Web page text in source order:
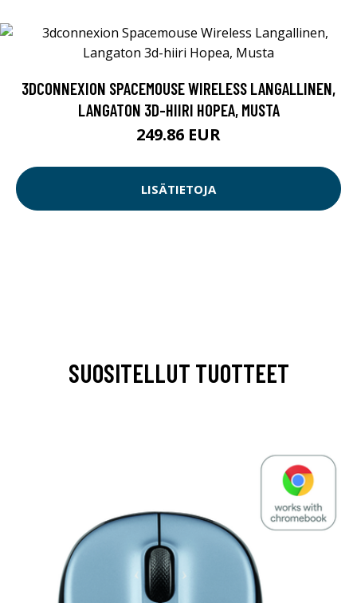
3DCONNEXION SPACEMOUSE WIRELESS LANGALLINEN,
LANGATON 3D-HIIRI HOPEA, MUSTA
249.86 EUR
LISÄTIETOJA
SUOSITELLUT TUOTTEET